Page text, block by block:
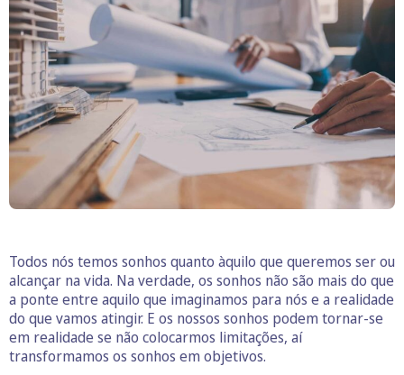
Todos nós temos sonhos quanto àquilo que queremos ser ou
alcançar na vida. Na verdade, os sonhos não são mais do que
a ponte entre aquilo que imaginamos para nós e a realidade
do que vamos atingir. E os nossos sonhos podem tornar-se
em realidade se não colocarmos limitações, aí
transformamos os sonhos em objetivos.